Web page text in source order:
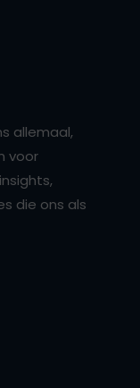
allemaal,
voor
die ons als